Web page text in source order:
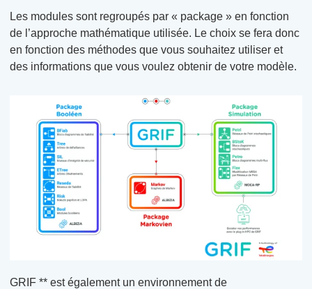
Les modules sont regroupés par « package » en fonction
de l’approche mathématique utilisée. Le choix se fera donc
en fonction des méthodes que vous souhaitez utiliser et
des informations que vous voulez obtenir de votre modèle.
GRIF ** est également un environnement de